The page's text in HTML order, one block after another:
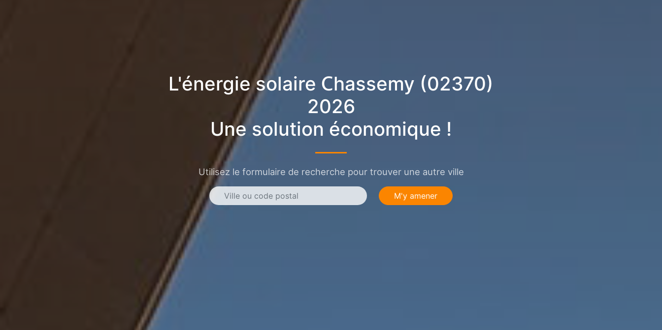
L'énergie solaire Chassemy (02370)
2026
Une solution économique !
Utilisez le formulaire de recherche pour trouver une autre ville
M'y amener